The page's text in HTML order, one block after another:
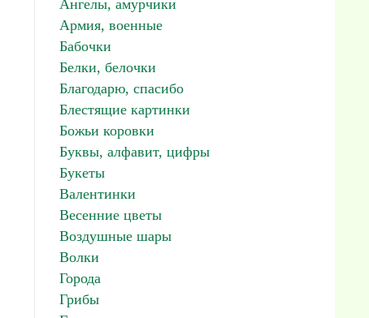
Ангелы, амурчики
Армия, военные
Бабочки
Белки, белочки
Благодарю, спасибо
Блестящие картинки
Божьи коровки
Буквы, алфавит, цифры
Букеты
Валентинки
Весенние цветы
Воздушные шары
Волки
Города
Грибы